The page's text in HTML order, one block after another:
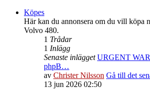
Köpes
Här kan du annonsera om du vill köpa
Volvo 480.
1 Trådar
1 Inlägg
Senaste inlägget URGENT
phpB…
av Christer Nilsson Gå till det
13 jun 2026 02:50